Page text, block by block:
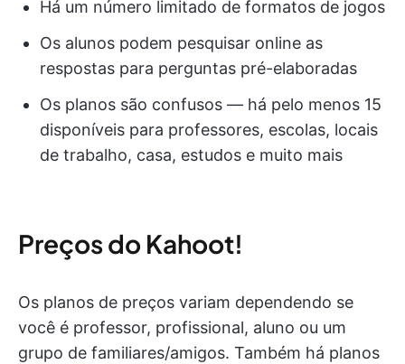
Há um número limitado de formatos de jogos
Os alunos podem pesquisar online as
respostas para perguntas pré-elaboradas
Os planos são confusos — há pelo menos 15
disponíveis para professores, escolas, locais
de trabalho, casa, estudos e muito mais
Preços do Kahoot!
Os planos de preços variam dependendo se
você é professor, profissional, aluno ou um
grupo de familiares/amigos. Também há planos